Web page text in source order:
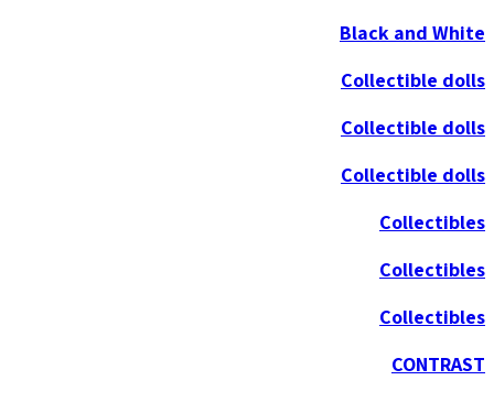
Black and White
Collectible dolls
Collectible dolls
Collectible dolls
Collectibles
Collectibles
Collectibles
CONTRAST